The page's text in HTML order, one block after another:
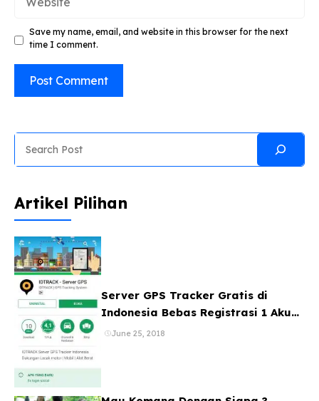
Save my name, email, and website in this browser for the next
time I comment.
Artikel Pilihan
Server GPS Tracker Gratis di
Indonesia Bebas Registrasi 1 Akun
Banyak Device
June 25, 2018